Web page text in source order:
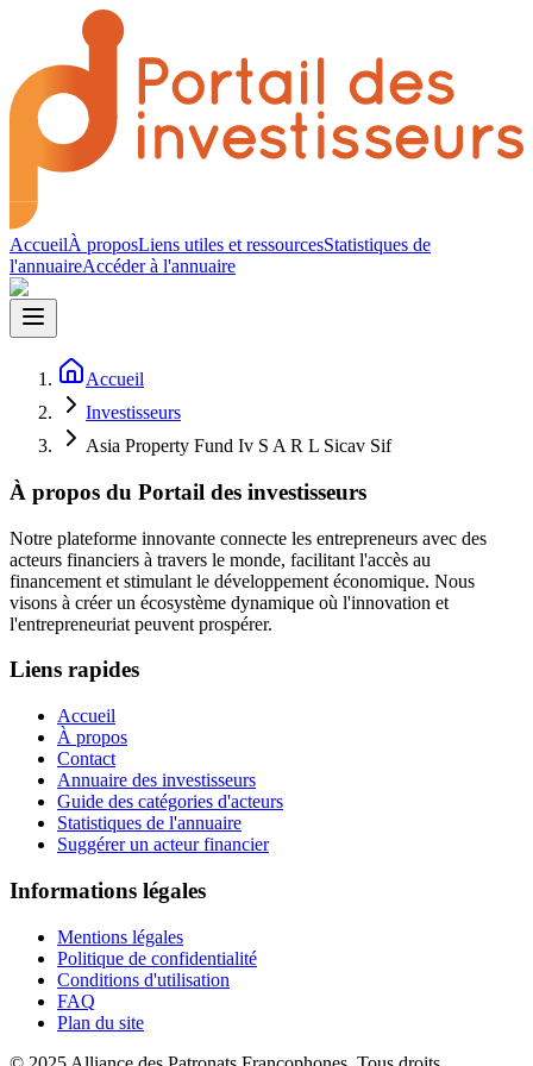
AccueilÀ proposLiens utiles et ressourcesStatistiques de
l'annuaireAccéder à l'annuaire
Accueil
Investisseurs
Asia Property Fund Iv S A R L Sicav Sif
À propos du Portail des investisseurs
Notre plateforme innovante connecte les entrepreneurs avec des
acteurs financiers à travers le monde, facilitant l'accès au
financement et stimulant le développement économique. Nous
visons à créer un écosystème dynamique où l'innovation et
l'entrepreneuriat peuvent prospérer.
Liens rapides
Accueil
À propos
Contact
Annuaire des investisseurs
Guide des catégories d'acteurs
Statistiques de l'annuaire
Suggérer un acteur financier
Informations légales
Mentions légales
Politique de confidentialité
Conditions d'utilisation
FAQ
Plan du site